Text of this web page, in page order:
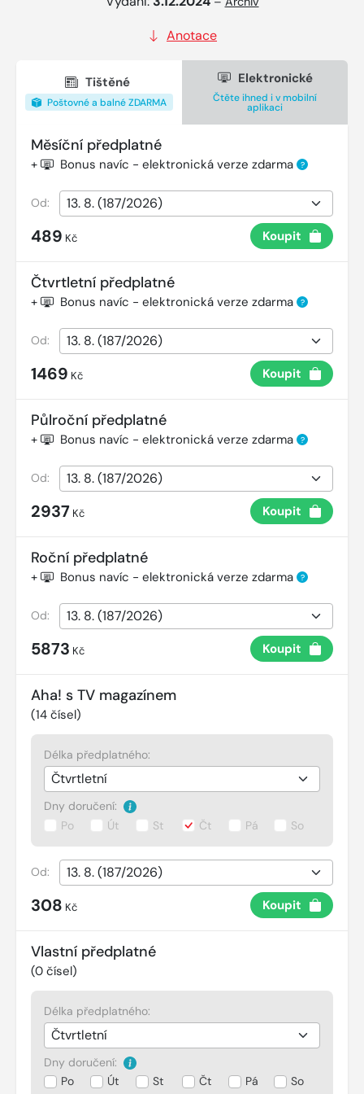
Anotace
Tištěné
Poštovné a balné ZDARMA
Elektronické
Čtěte ihned i v mobilní
aplikaci
Měsíční předplatné
+ Bonus navíc - elektronická verze zdarma ?
Od:
489 Kč Koupit
Čtvrtletní předplatné
+ Bonus navíc - elektronická verze zdarma ?
Od:
1469 Kč Koupit
Půlroční předplatné
+ Bonus navíc - elektronická verze zdarma ?
Od:
2937 Kč Koupit
Roční předplatné
+ Bonus navíc - elektronická verze zdarma ?
Od:
5873 Kč Koupit
Aha! s TV magazínem
(14 čísel)
Délka předplatného:
Dny doručení:
Po
Út St Čt Pá So
Od:
308 Kč Koupit
Vlastní předplatné
(0 čísel)
Délka předplatného:
Dny doručení:
Po
Út St Čt Pá So